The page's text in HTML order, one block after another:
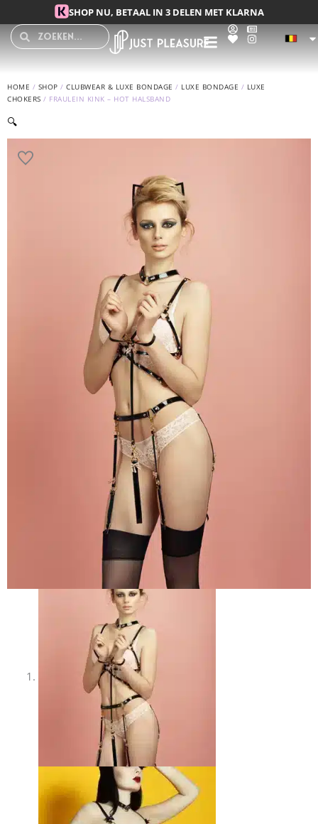
naar
SHOP NU, BETAAL IN 3 DELEN MET KLARNA
SearchSearch
HOME / SHOP / CLUBWEAR & LUXE BONDAGE / LUXE BONDAGE / LUXE
CHOKERS / FRAULEIN KINK – HOT HALSBAND
🔍